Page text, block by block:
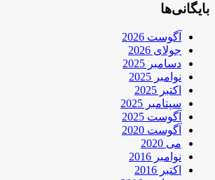
بایگانی‌ها
آگوست 2026
جولای 2026
دسامبر 2025
نوامبر 2025
اکتبر 2025
سپتامبر 2025
آگوست 2025
آگوست 2020
می 2020
نوامبر 2016
اکتبر 2016